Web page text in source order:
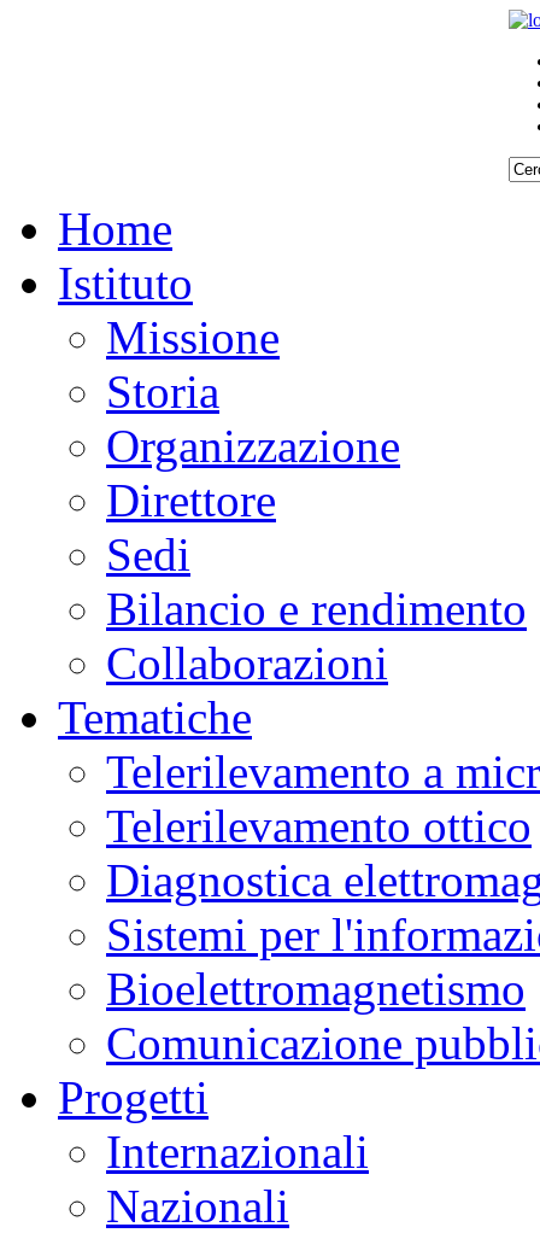
Home
Istituto
Missione
Storia
Organizzazione
Direttore
Sedi
Bilancio e rendimento
Collaborazioni
Tematiche
Telerilevamento a
Telerilevamento ottico
Diagnostica
Sistemi per
Bioelettromagnetismo
Comunicazione
Progetti
Internazionali
Nazionali